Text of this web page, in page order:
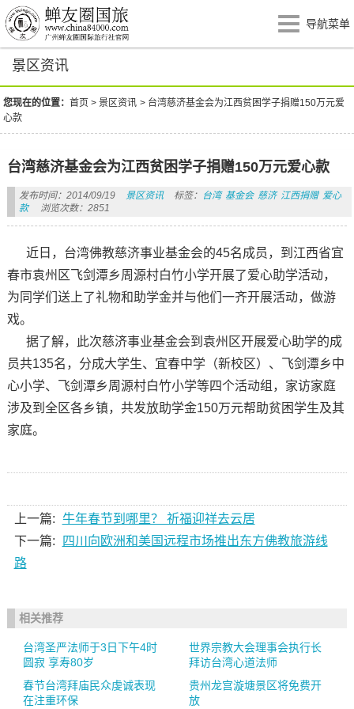
导航菜单
景区资讯
您现在的位置：首页 >景区资讯 > 台湾慈济基金会为江西贫困学子捐赠150万元爱
心款
台湾慈济基金会为江西贫困学子捐赠150万元爱心款
发布时间：2014/09/19 景区资讯 标签： 台湾 基金会 慈济 江西捐赠 爱心
款
浏览次数：2851
近日，台湾佛教慈济事业基金会的45名成员，到江西省宜
春市袁州区飞剑潭乡周源村白竹小学开展了爱心助学活动，
为同学们送上了礼物和助学金并与他们一齐开展活动，做游
戏。
据了解，此次慈济事业基金会到袁州区开展爱心助学的成
员共135名，分成大学生、宜春中学（新校区）、飞剑潭乡中
心小学、飞剑潭乡周源村白竹小学等四个活动组，家访家庭
涉及到全区各乡镇，共发放助学金150万元帮助贫困学生及其
家庭。
上一篇: 牛年春节到哪里？ 祈福迎祥去云居
下一篇:
四川向欧洲和美国远程市场推出东方佛教旅游线
路
相关推荐
台湾圣严法师于3日下午4时
圆寂 享寿80岁
世界宗教大会理事会执行长
拜访台湾心道法师
春节台湾拜庙民众虔诚表现
在注重环保
贵州龙宫漩塘景区将免费开
放